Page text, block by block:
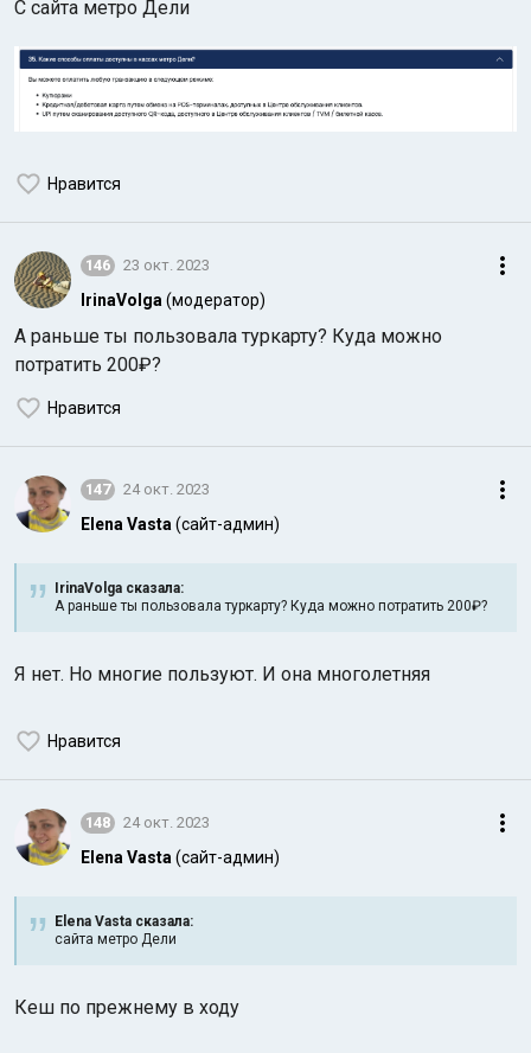
С сайта метро Дели
Нравится
146 23 окт. 2023
IrinaVolga (модератор)
А раньше ты пользовала туркарту? Куда можно
потратить 200₽?
Нравится
147 24 окт. 2023
Elena Vasta (сайт-админ)
IrinaVolga сказалa:
А раньше ты пользовала туркарту? Куда можно потратить 200₽?
Я нет. Но многие пользуют. И она многолетняя
Нравится
148 24 окт. 2023
Elena Vasta (сайт-админ)
Elena Vasta сказалa:
сайта метро Дели
Кеш по прежнему в ходу